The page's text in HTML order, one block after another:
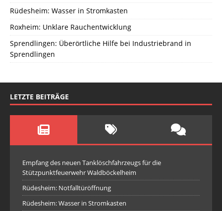
Rüdesheim: Wasser in Stromkasten
Roxheim: Unklare Rauchentwicklung
Sprendlingen: Überörtliche Hilfe bei Industriebrand in
Sprendlingen
LETZTE BEITRÄGE
Empfang des neuen Tanklöschfahrzeugs für die
Stützpunktfeuerwehr Waldböckelheim
Rüdesheim: Notfalltüröffnung
Rüdesheim: Wasser in Stromkasten